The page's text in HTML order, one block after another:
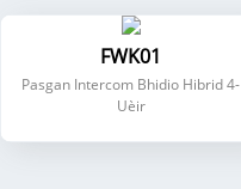
FWK01
Pasgan Intercom Bhidio Hibrid 4-
Uèir